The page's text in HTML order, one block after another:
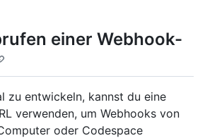
einer Webhook-
zu entwickeln, kannst du eine
verwenden, um Webhooks von
oder Codespace